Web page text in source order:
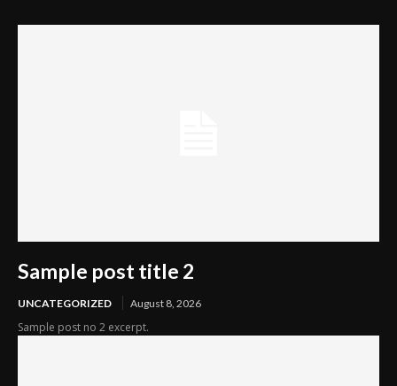
Sample post title 2
UNCATEGORIZED August 8, 2026
Sample post no 2 excerpt.